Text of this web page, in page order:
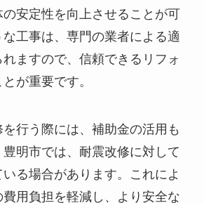
安定性を向上させることが可
工事は、専門の業者による適
ますので、信頼できるリフォ
が重要です。
行う際には、補助金の活用も
明市では、耐震改修に対して
る場合があります。これによ
費用負担を軽減し、より安全な